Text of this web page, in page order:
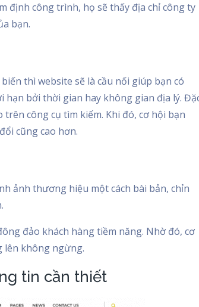
định công trình, họ sẽ thấy địa chỉ công ty
bạn.
thì website sẽ là cầu nối giúp bạn có
hạn bởi thời gian hay không gian địa lý.
công cụ tìm kiếm. Khi đó, cơ hội bạn
cũng cao hơn.
ảnh thương hiệu một cách bài bản, chỉn
đảo khách hàng tiềm năng. Nhờ đó, cơ
lên không ngừng.
tin cần thiết